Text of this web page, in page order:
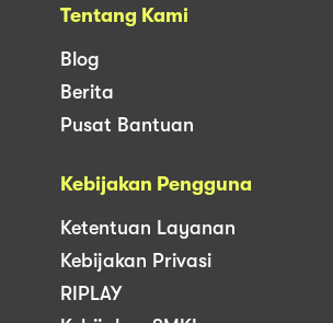
Tentang Kami
Blog
Berita
Pusat Bantuan
Kebijakan Pengguna
Ketentuan Layanan
Kebijakan Privasi
RIPLAY